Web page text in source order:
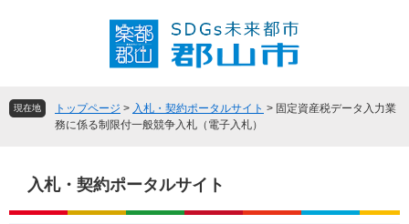
頭
飛
へ
現在地 トップページ > 入札・契約ポータルサイト > 固定資産税データ入力業
務に係る制限付一般競争入札（電子入札）
入札・契約ポータルサイト